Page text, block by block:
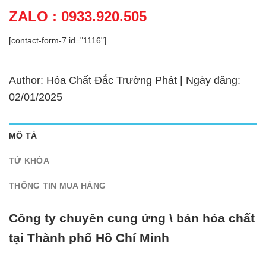
ZALO : 0933.920.505
[contact-form-7 id="1116"]
Author: Hóa Chất Đắc Trường Phát | Ngày đăng:
02/01/2025
MÔ TẢ
TỪ KHÓA
THÔNG TIN MUA HÀNG
Công ty chuyên cung ứng \ bán hóa chất
tại Thành phố Hồ Chí Minh